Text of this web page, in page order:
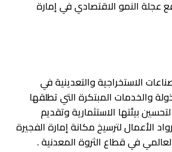
النمو الاقتصادي في إمارة
الاستخراجية والتعدينية في
والخدمات المبتكرة التي تطلقها
بيئتها الاستثمارية وتقديم
الأعمال لترسيخ مكانة إمارة الفجيرة
في قطاع الثروة المعدنية .